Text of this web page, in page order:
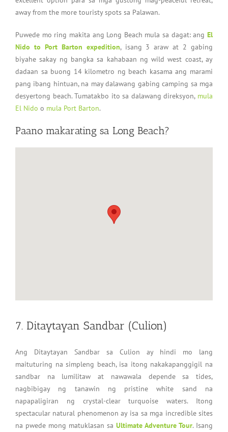
away from the more touristy spots sa Palawan.
Puwede mo ring makita ang Long Beach mula sa dagat: angEl
Nido to Port Barton expedition, isang 3 araw at 2 gabing
biyahe sakay ng bangka sa kahabaan ng wild west coast, ay
dadaan sa buong 14 kilometro ng beach kasama ang marami
pang ibang hintuan, na may dalawang gabing camping sa mga
desyertong beach. Tumatakbo ito sa dalawang direksyon, mula
El Nido o mula Port Barton.
Paano makarating sa Long Beach?
7. Ditaytayan Sandbar (Culion)
Ang Ditaytayan Sandbar sa Culion ay hindi mo lang
maituturing na simpleng beach, isa itong nakakapanggigil na
sandbar na lumilitaw at nawawala depende sa tides,
nagbibigay ng tanawin ng pristine white sand na
napapaligiran ng crystal-clear turquoise waters. Itong
spectacular natural phenomenon ay isa sa mga incredible sites
na pwede mong matuklasan saUltimate Adventure Tour. Isang